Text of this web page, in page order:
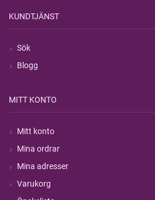
KUNDTJÄNST
Sök
Blogg
MITT KONTO
Mitt konto
Mina ordrar
Mina adresser
Varukorg